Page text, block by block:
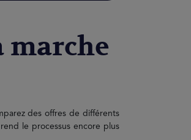
marche
des offres de différents
le processus encore plus